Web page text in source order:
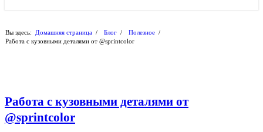
Вы здесь: Домашняя страница / Блог / Полезное /
Работа с кузовными деталями от @sprintcolor
Работа с кузовными деталями от
@sprintcolor